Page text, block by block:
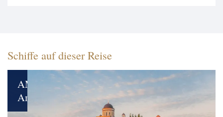
Schiffe auf dieser Reise
AMADEUS
Amara